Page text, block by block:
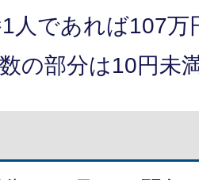
1人であれば107万
数の部分は10円未